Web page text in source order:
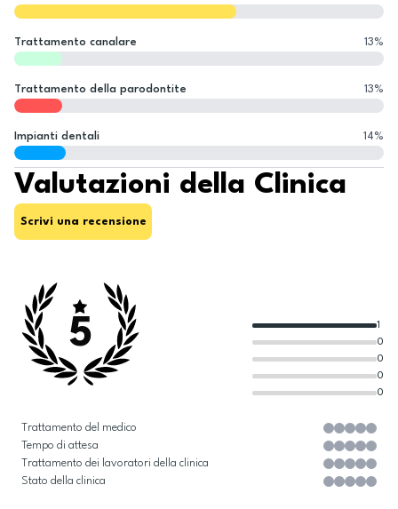
Trattamento canalare 13%
Trattamento della parodontite 13%
Impianti dentali 14%
Valutazioni della Clinica
Scrivi una recensione
5
0
0
0
0
1
Trattamento del medico
Tempo di attesa
Trattamento dei lavoratori della clinica
Stato della clinica